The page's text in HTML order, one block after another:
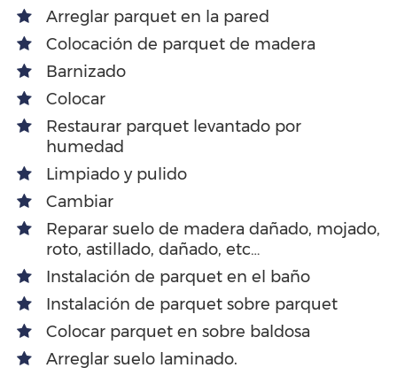
Arreglar parquet en la pared
Colocación de parquet de madera
Barnizado
Colocar
Restaurar parquet levantado por
humedad
Limpiado y pulido
Cambiar
Reparar suelo de madera dañado, mojado,
roto, astillado, dañado, etc…
Instalación de parquet en el baño
Instalación de parquet sobre parquet
Colocar parquet en sobre baldosa
Arreglar suelo laminado.